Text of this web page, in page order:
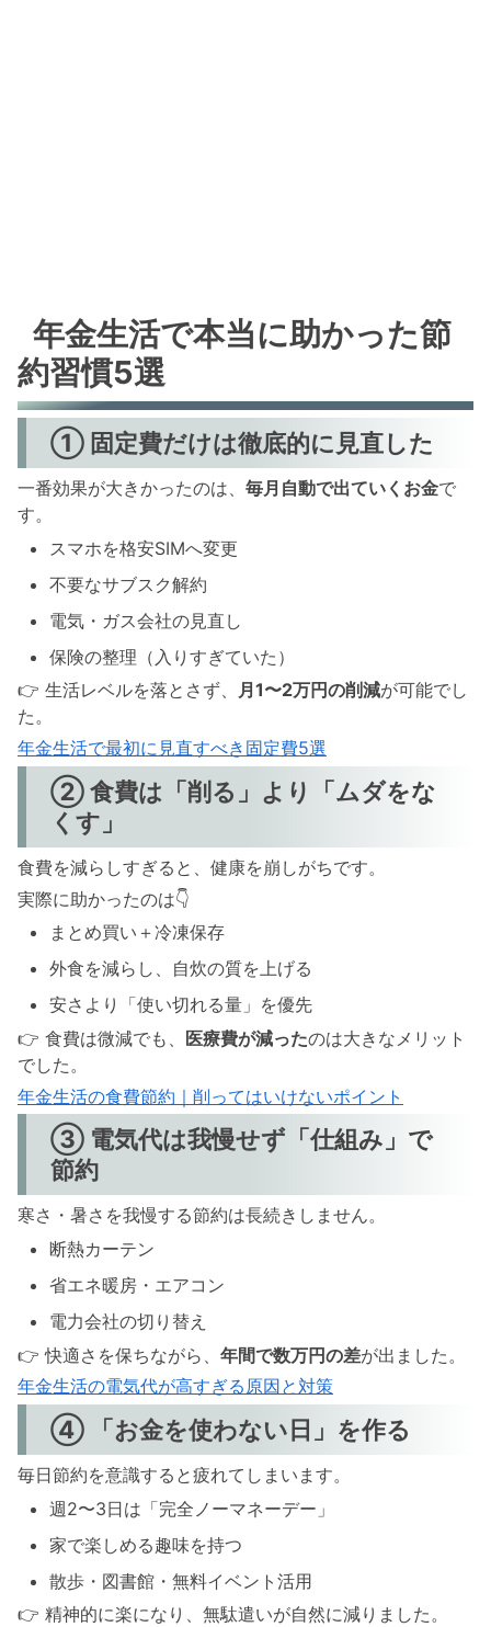
年金生活で本当に助かった節
約習慣5選
① 固定費だけは徹底的に見直した
一番効果が大きかったのは、 毎月自動で出ていくお金で
す。
スマホを格安SIMへ変更
不要なサブスク解約
電気・ガス会社の見直し
保険の整理（入りすぎていた）
👉 生活レベルを落とさず、 月1〜2万円の削減が可能でし
た。
年金生活で最初に見直すべき固定費5選
② 食費は「削る」より「ムダをな
くす」
食費を減らしすぎると、健康を崩しがちです。
実際に助かったのは👇
まとめ買い＋冷凍保存
外食を減らし、自炊の質を上げる
安さより「使い切れる量」を優先
👉 食費は微減でも、 医療費が減ったのは大きなメリット
でした。
年金生活の食費節約｜削ってはいけないポイント
③ 電気代は我慢せず「仕組み」で
節約
寒さ・暑さを我慢する節約は長続きしません。
断熱カーテン
省エネ暖房・エアコン
電力会社の切り替え
👉 快適さを保ちながら、 年間で数万円の差が出ました。
年金生活の電気代が高すぎる原因と対策
④ 「お金を使わない日」を作る
毎日節約を意識すると疲れてしまいます。
週2〜3日は「完全ノーマネーデー」
家で楽しめる趣味を持つ
散歩・図書館・無料イベント活用
👉 精神的に楽になり、無駄遣いが自然に減りました。